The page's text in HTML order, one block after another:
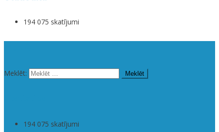
194 075 skatījumi
Meklēt:
194 075 skatījumi